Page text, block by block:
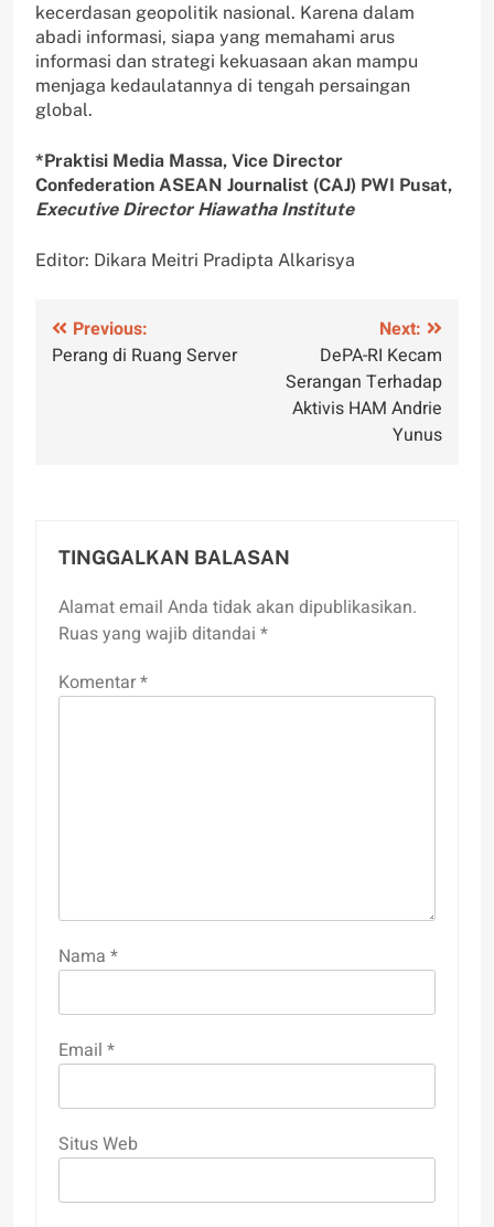
kecerdasan geopolitik nasional. Karena dalam
abadi informasi, siapa yang memahami arus
informasi dan strategi kekuasaan akan mampu
menjaga kedaulatannya di tengah persaingan
global.
*Praktisi Media Massa, Vice Director
Confederation ASEAN Journalist (CAJ) PWI Pusat,
Executive Director Hiawatha Institute
Editor: Dikara Meitri Pradipta Alkarisya
Navigasi
pos
Previous:
Perang di Ruang Server
Next:
DePA-RI Kecam
Serangan Terhadap
Aktivis HAM Andrie
Yunus
TINGGALKAN BALASAN
Alamat email Anda tidak akan dipublikasikan.
Ruas yang wajib ditandai *
Komentar*
Nama *
Email *
Situs Web